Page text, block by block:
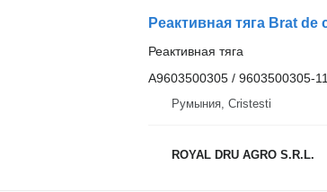
Реактивная тяга
A9603500305 / 9603500305-11
Румыния, Cristesti
ROYAL DRU AGRO S.R.L.